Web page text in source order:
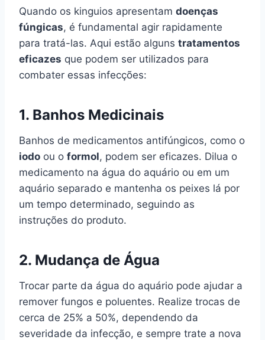
Quando os kinguios apresentam doenças
fúngicas, é fundamental agir rapidamente
para tratá-las. Aqui estão alguns tratamentos
eficazes que podem ser utilizados para
combater essas infecções:
1. Banhos Medicinais
Banhos de medicamentos antifúngicos, como o
iodo ou o formol, podem ser eficazes. Dilua o
medicamento na água do aquário ou em um
aquário separado e mantenha os peixes lá por
um tempo determinado, seguindo as
instruções do produto.
2. Mudança de Água
Trocar parte da água do aquário pode ajudar a
remover fungos e poluentes. Realize trocas de
cerca de 25% a 50%, dependendo da
severidade da infecção, e sempre trate a nova